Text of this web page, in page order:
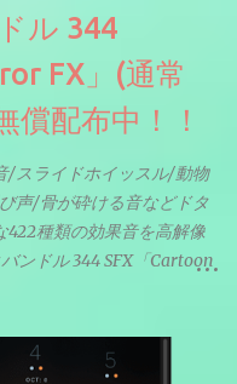
ル 344
FX」(通常
償配布中！！
/スライドホイッスル/動物
声/骨が砕ける音などドタ
種類の効果音を高解像
ンドル 344 SFX「Cartoon